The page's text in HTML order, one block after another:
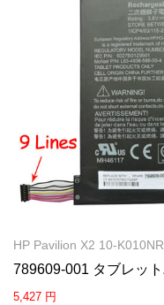
HP Pavilion X2 10-
789609-001 タブレッ
5,427 円